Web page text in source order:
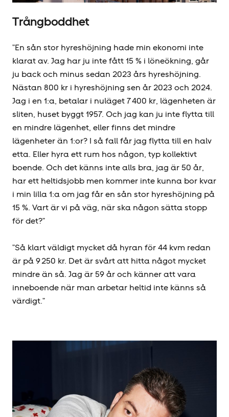
Trångboddhet
”En sån stor hyres­höjning hade min ekonomi inte
klarat av. Jag har ju inte fått 15 % i löneökning, går
ju back och minus sedan 2023 års hyres­höjning.
Nästan 800 kr i hyres­höjning sen år 2023 och 2024.
Jag i en 1:a, betalar i nuläget 7 400 kr, lägenheten är
sliten, huset byggt 1957. Och jag kan ju inte flytta till
en mindre lägenhet, eller finns det mindre
lägenheter än 1:or? I så fall får jag flytta till en halv
etta. Eller hyra ett rum hos någon, typ kollektivt
boende. Och det känns inte alls bra, jag är 50 år,
har ett heltidsjobb men kommer inte kunna bor kvar
i min lilla 1:a om jag får en sån stor hyres­höjning på
15 %. Vart är vi på väg, när ska någon sätta stopp
för det?”
”Så klart väldigt mycket då hyran för 44 kvm redan
är på 9 250 kr. Det är svårt att hitta något mycket
mindre än så. Jag är 59 år och känner att vara
inneboende när man arbetar heltid inte känns så
värdigt.”